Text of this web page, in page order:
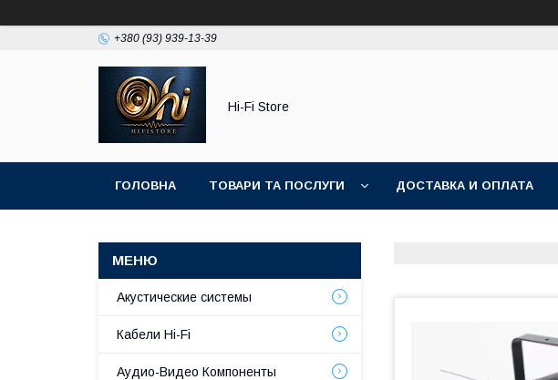
+380 (93) 939-13-39
Hi-Fi Store
ГОЛОВНА ТОВАРИ ТА ПОСЛУГИ ДОСТАВКА И ОПЛАТА
Акустические системы
Кабели Hi-Fi
Аудио-Видео Компоненты